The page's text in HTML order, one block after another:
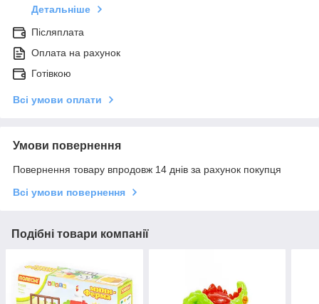
Детальніше
Післяплата
Оплата на рахунок
Готівкою
Всі умови оплати
Умови повернення
Повернення товару впродовж 14 днів за рахунок покупця
Всі умови повернення
Подібні товари компанії